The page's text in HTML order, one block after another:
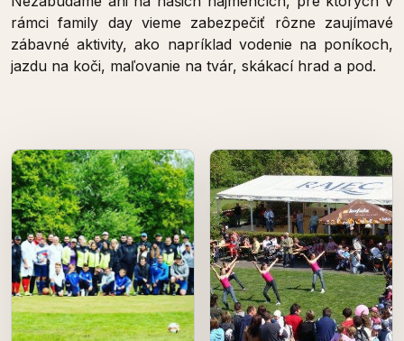
rámci family day vieme zabezpečiť rôzne zaujímavé
zábavné aktivity, ako napríklad vodenie na poníkoch,
jazdu na koči, maľovanie na tvár, skákací hrad a pod.